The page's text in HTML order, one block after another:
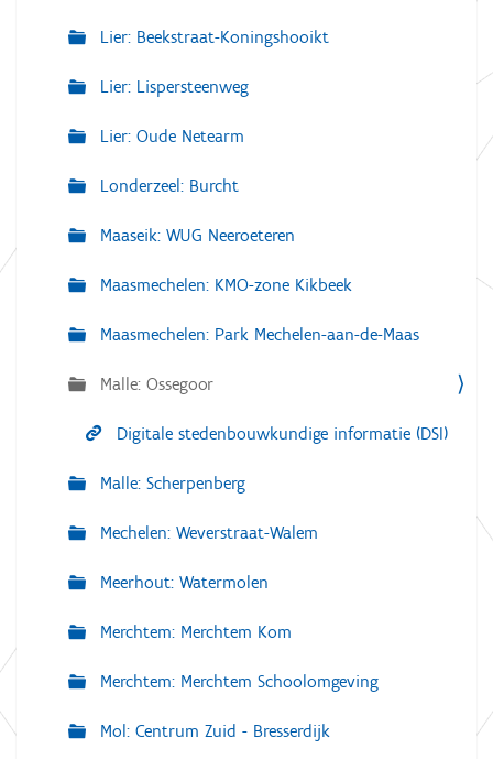
Lier: Beekstraat-Koningshooikt
Lier: Lispersteenweg
Lier: Oude Netearm
Londerzeel: Burcht
Maaseik: WUG Neeroeteren
Maasmechelen: KMO-zone Kikbeek
Maasmechelen: Park Mechelen-aan-de-Maas
Malle: Ossegoor
Digitale stedenbouwkundige informatie (DSI)
Malle: Scherpenberg
Mechelen: Weverstraat-Walem
Meerhout: Watermolen
Merchtem: Merchtem Kom
Merchtem: Merchtem Schoolomgeving
Mol: Centrum Zuid - Bresserdijk